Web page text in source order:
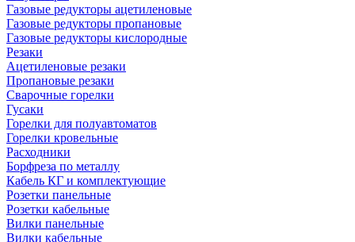
Газовые редукторы ацетиленовые
Газовые редукторы пропановые
Газовые редукторы кислородные
Резаки
Ацетиленовые резаки
Пропановые резаки
Сварочные горелки
Гусаки
Горелки для полуавтоматов
Горелки кровельные
Расходники
Борфреза по металлу
Кабель КГ и комплектующие
Розетки панельные
Розетки кабельные
Вилки панельные
Вилки кабельные